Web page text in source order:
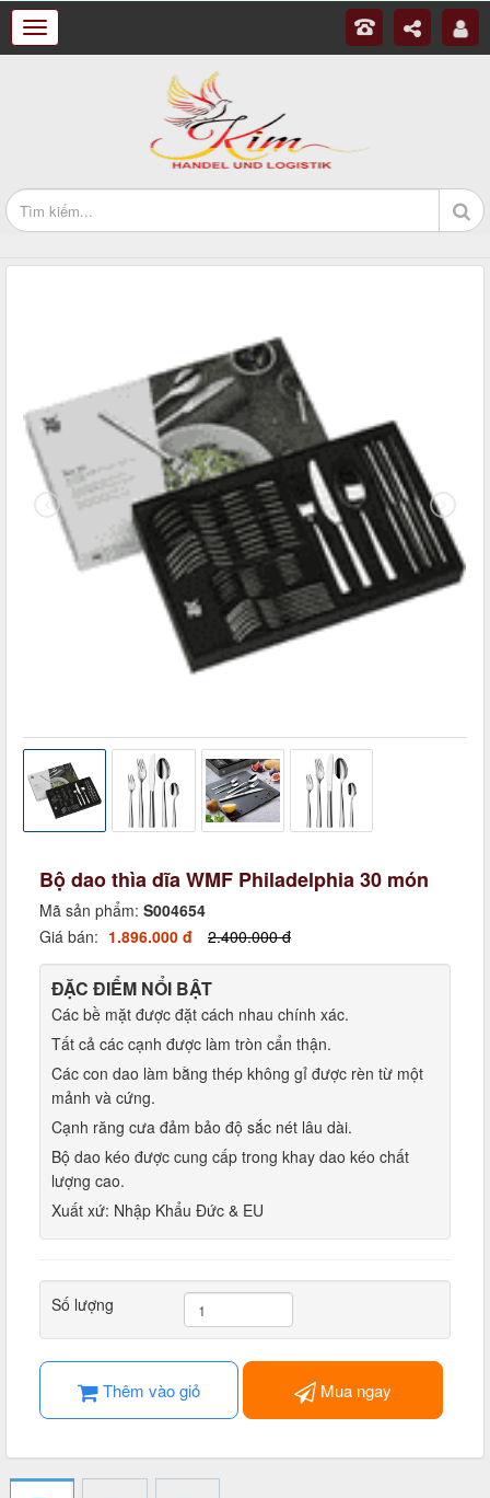
Bộ dao thìa dĩa WMF Philadelphia 30 món
Mã sản phẩm: S004654
Giá bán: 1.896.000 đ 2.400.000 đ
ĐẶC ĐIỂM NỔI BẬT
Các bề mặt được đặt cách nhau chính xác.
Tất cả các cạnh được làm tròn cẩn thận.
Các con dao làm bằng thép không gỉ được rèn từ một
mảnh và cứng.
Cạnh răng cưa đảm bảo độ sắc nét lâu dài.
Bộ dao kéo được cung cấp trong khay dao kéo chất
lượng cao.
Xuất xứ: Nhập Khẩu Đức & EU
Số lượng
Thêm vào giỏ Mua ngay